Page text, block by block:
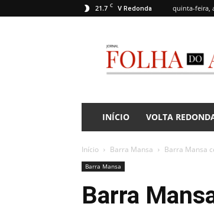
21.7 C V Redonda quinta-feira,
Folha
do
Aço
INÍCIO VOLTA
Início Barra Mansa Barra Mansa
Barra Mansa
Barra